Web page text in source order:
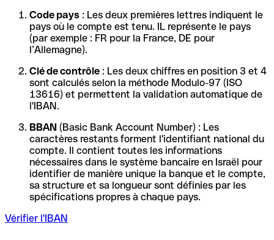
Code pays : Les deux premières lettres indiquent le
pays où le compte est tenu. IL représente le pays
(par exemple : FR pour la France, DE pour
l’Allemagne).
Clé de contrôle : Les deux chiffres en position 3 et 4
sont calculés selon la méthode Modulo-97 (ISO
13616) et permettent la validation automatique de
l'IBAN.
BBAN (Basic Bank Account Number) : Les
caractères restants forment l'identifiant national du
compte. Il contient toutes les informations
nécessaires dans le système bancaire en Israël pour
identifier de manière unique la banque et le compte,
sa structure et sa longueur sont définies par les
spécifications propres à chaque pays.
Vérifier l'IBAN